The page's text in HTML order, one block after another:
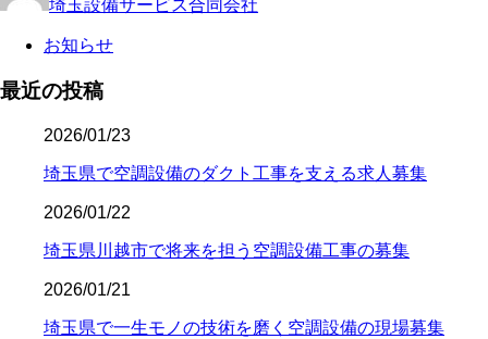
埼玉設備サービス合同会社
お知らせ
最近の投稿
2026/01/23
埼玉県で空調設備のダクト工事を支える求人募集
2026/01/22
埼玉県川越市で将来を担う空調設備工事の募集
2026/01/21
埼玉県で一生モノの技術を磨く空調設備の現場募集